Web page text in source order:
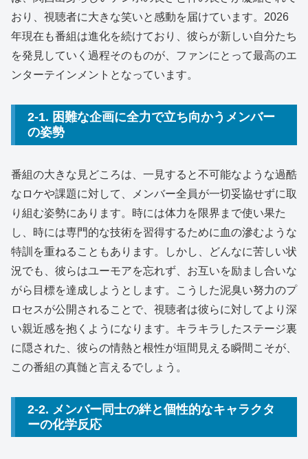
おり、視聴者に大きな笑いと感動を届けています。2026
年現在も番組は進化を続けており、彼らが新しい自分たち
を発見していく過程そのものが、ファンにとって最高のエ
ンターテインメントとなっています。
2-1. 困難な企画に全力で立ち向かうメンバー
の姿勢
番組の大きな見どころは、一見すると不可能なような過酷
なロケや課題に対して、メンバー全員が一切妥協せずに取
り組む姿勢にあります。時には体力を限界まで使い果た
し、時には専門的な技術を習得するために血の滲むような
特訓を重ねることもあります。しかし、どんなに苦しい状
況でも、彼らはユーモアを忘れず、お互いを励まし合いな
がら目標を達成しようとします。こうした泥臭い努力のプ
ロセスが公開されることで、視聴者は彼らに対してより深
い親近感を抱くようになります。キラキラしたステージ裏
に隠された、彼らの情熱と根性が垣間見える瞬間こそが、
この番組の真髄と言えるでしょう。
2-2. メンバー同士の絆と個性的なキャラクタ
ーの化学反応